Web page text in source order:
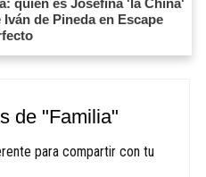
de Pineda en Escape
de "Familia"
para compartir con tu